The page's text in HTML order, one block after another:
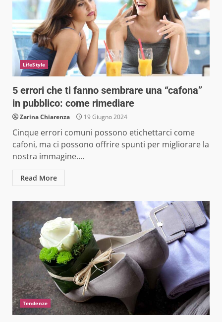
LifeStyle
5 errori che ti fanno sembrare una “cafona”
in pubblico: come rimediare
Zarina Chiarenza 19 Giugno 2024
Cinque errori comuni possono etichettarci come
cafoni, ma ci possono offrire spunti per migliorare la
nostra immagine....
Read More
Tendenze